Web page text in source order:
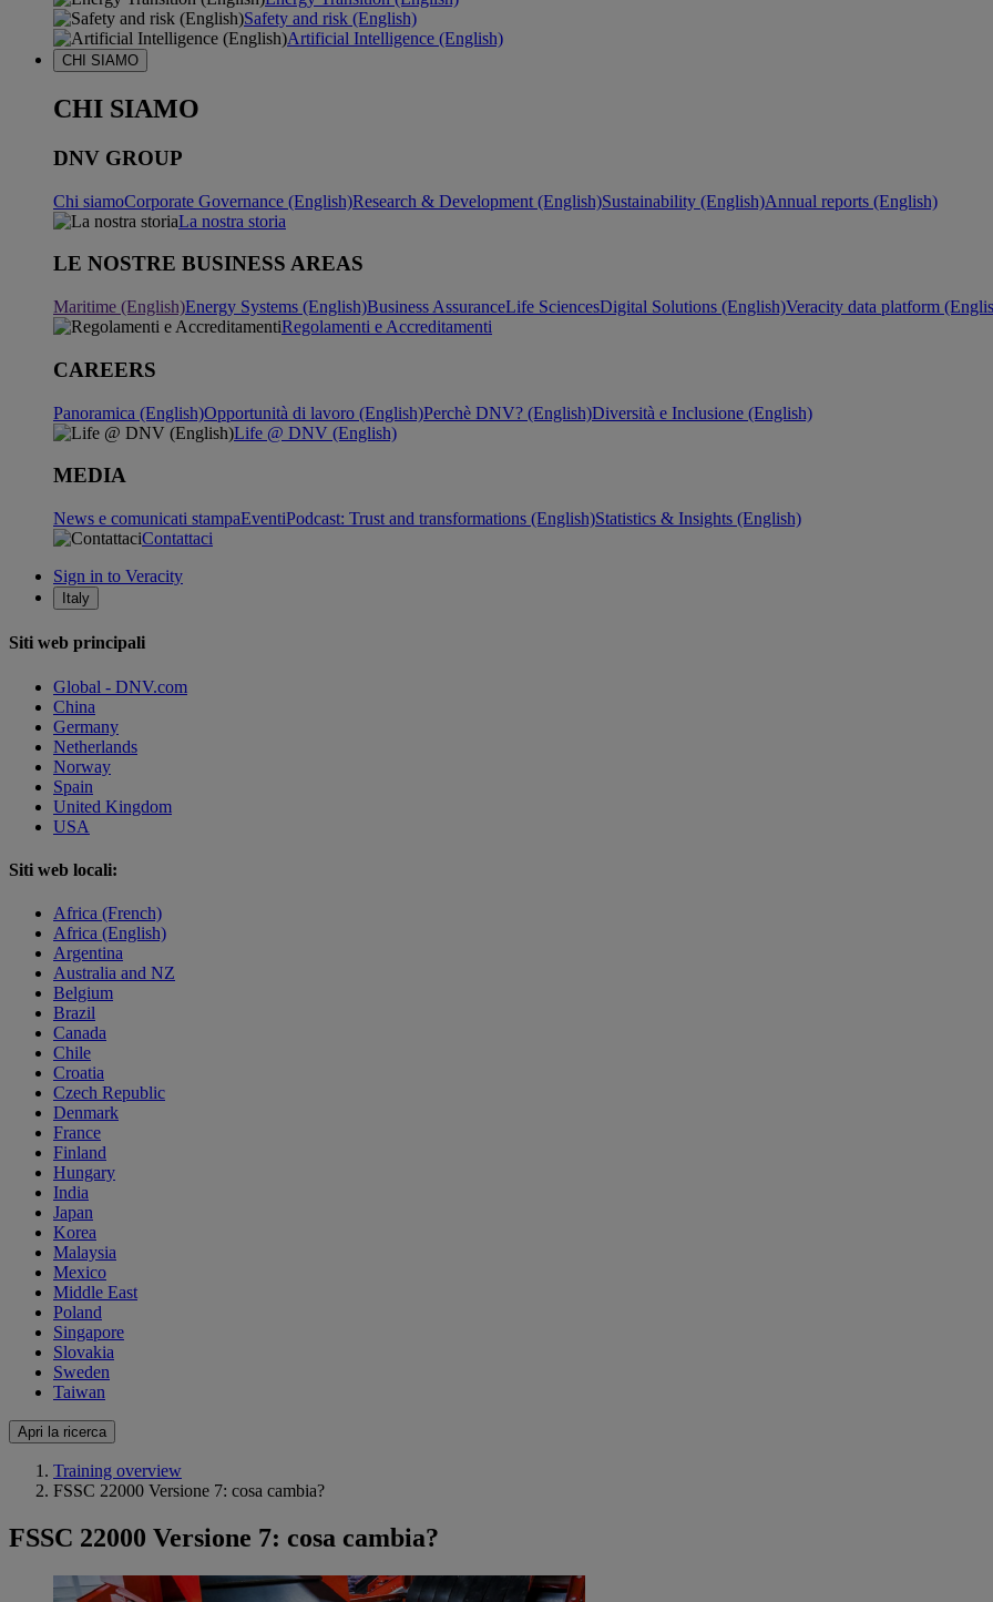
Safety and risk (English)
Artificial Intelligence (English)
CHI SIAMO
CHI SIAMO
DNV GROUP
Chi siamoCorporate Governance (English)Research & Development (English)Sustainability (English)Annual reports (English)
La nostra storia
LE NOSTRE BUSINESS AREAS
Maritime (English)Energy Systems (English)Business AssuranceLife SciencesDigital Solutions (English)Veracity data platform
Regolamenti e Accreditamenti
CAREERS
Panoramica (English)Opportunità di lavoro (English)Perchè DNV? (English)Diversità e Inclusione (English)
Life @ DNV (English)
MEDIA
News e comunicati stampaEventiPodcast: Trust and transformations (English)Statistics & Insights (English)
Contattaci
Sign in to Veracity
Italy
Siti web principali
Global - DNV.com
China
Germany
Netherlands
Norway
Spain
United Kingdom
USA
Siti web locali:
Africa (French)
Africa (English)
Argentina
Australia and NZ
Belgium
Brazil
Canada
Chile
Croatia
Czech Republic
Denmark
France
Finland
Hungary
India
Japan
Korea
Malaysia
Mexico
Middle East
Poland
Singapore
Slovakia
Sweden
Taiwan
Apri la ricerca
Training overview
FSSC 22000 Versione 7: cosa cambia?
FSSC 22000 Versione 7: cosa cambia?